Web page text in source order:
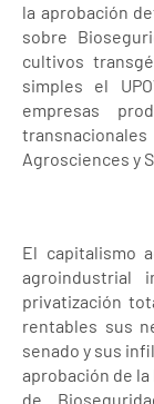
la aprobación
sobre
cultivos
simples el
empresas
Agrosciences y
El capitalismo
agroindustrial
privatización
rentables sus
senado y sus
aprobación de
de